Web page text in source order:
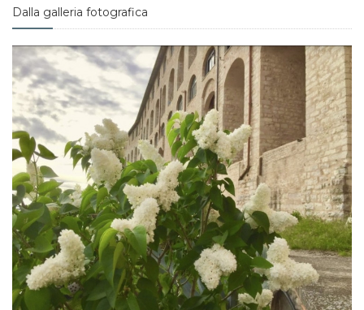
Dalla galleria fotografica